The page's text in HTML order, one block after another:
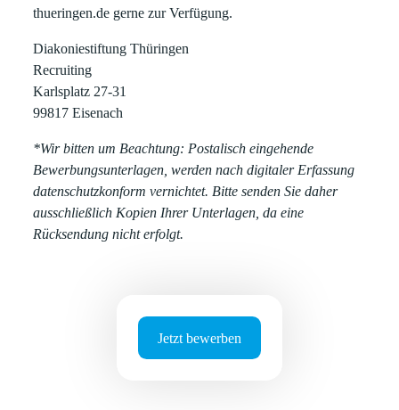
thueringen.de gerne zur Verfügung.
Diakoniestiftung Thüringen
Recruiting
Karlsplatz 27-31
99817 Eisenach
*Wir bitten um Beachtung: Postalisch eingehende
Bewerbungsunterlagen, werden nach digitaler Erfassung
datenschutzkonform vernichtet. Bitte senden Sie daher
ausschließlich Kopien Ihrer Unterlagen, da eine
Rücksendung nicht erfolgt.
Jetzt bewerben